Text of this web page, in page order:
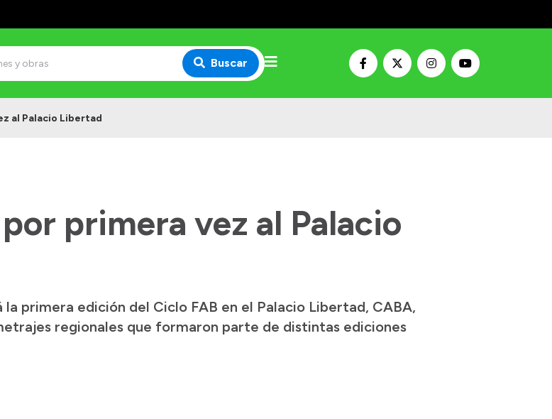
Buscar
al Palacio Libertad
primera vez al Palacio
la primera edición del Ciclo FAB en el Palacio Libertad, CABA,
regionales que formaron parte de distintas ediciones